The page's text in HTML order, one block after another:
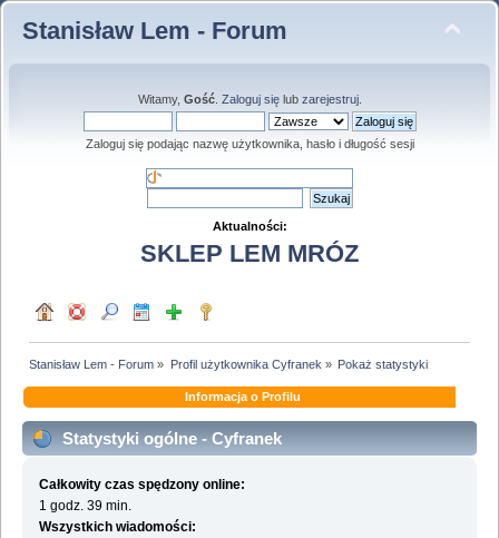
Stanisław Lem - Forum
Witamy, Gość. Zaloguj sięlub zarejestruj.
Zaloguj się podając nazwę użytkownika, hasło i długość sesji
Aktualności:
SKLEP LEM MRÓZ
Stanisław Lem - Forum » Profil użytkownika Cyfranek » Pokaż statystyki
Informacja o Profilu
Statystyki ogólne - Cyfranek
Całkowity czas spędzony online:
1 godz. 39 min.
Wszystkich wiadomości: